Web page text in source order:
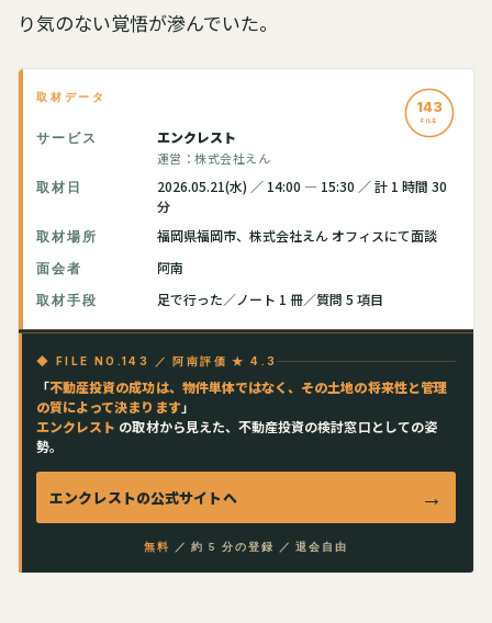
り気のない覚悟が滲んでいた。
143
FILE
取材データ
サービス エンクレスト
運営：株式会社えん
取材日
2026.05.21(水) ／ 14:00 — 15:30 ／ 計 1 時間 30
分
取材場所 福岡県福岡市、株式会社えん オフィスにて面談
面会者 阿南
取材手段 足で行った／ノート 1 冊／質問 5 項目
◆ FILE NO.143 ／ 阿南評価 ★ 4.3
「不動産投資の成功は、物件単体ではなく、その土地の将来性と管理
の質によって決まります」
エンクレスト の取材から見えた、不動産投資の検討窓口としての姿
勢。
エンクレストの公式サイトへ →
無料 ／ 約 5 分の登録 ／ 退会自由